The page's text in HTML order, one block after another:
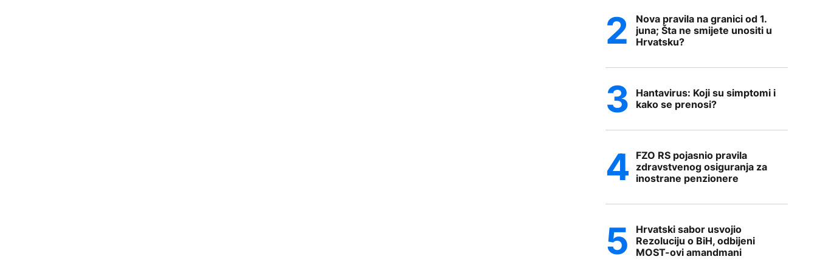
Nova pravila na granici od 1.
juna; Šta ne smijete unositi u
Hrvatsku?
Hantavirus: Koji su simptomi i
kako se prenosi?
FZO RS pojasnio pravila
zdravstvenog osiguranja za
inostrane penzionere
Hrvatski sabor usvojio
Rezoluciju o BiH, odbijeni
MOST-ovi amandmani